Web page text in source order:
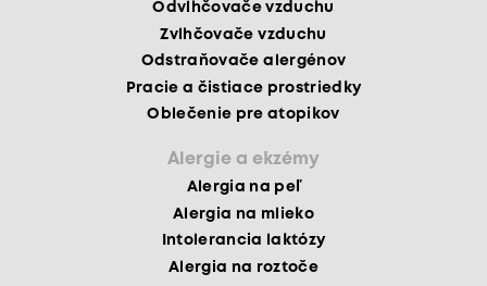
Odvlhčovače vzduchu
Zvlhčovače vzduchu
Odstraňovače alergénov
Pracie a čistiace prostriedky
Oblečenie pre atopikov
Alergie a ekzémy
Alergia na peľ
Alergia na mlieko
Intolerancia laktózy
Alergia na roztoče